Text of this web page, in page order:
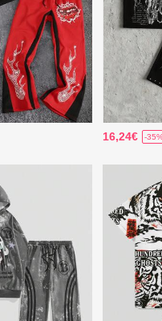
16,24€ -